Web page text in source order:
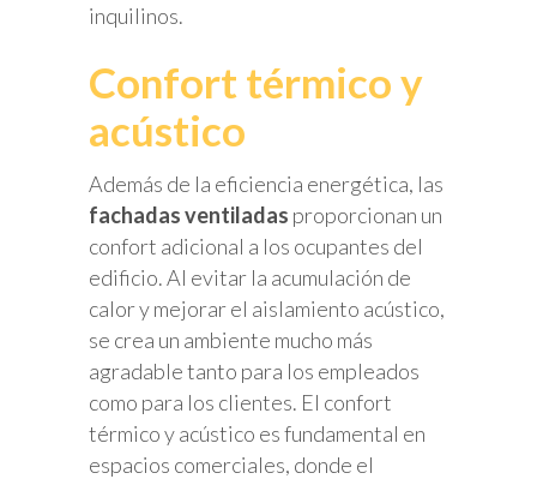
inquilinos.
Confort térmico y
acústico
Además de la eficiencia energética, las
fachadas ventiladas proporcionan un
confort adicional a los ocupantes del
edificio. Al evitar la acumulación de
calor y mejorar el aislamiento acústico,
se crea un ambiente mucho más
agradable tanto para los empleados
como para los clientes. El confort
térmico y acústico es fundamental en
espacios comerciales, donde el